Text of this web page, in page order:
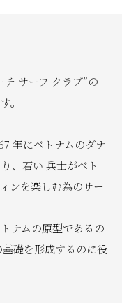
サーフ クラブ”の
。
年にベトナムのダナ
、若い 兵士がベト
ンを楽しむ為のサー
ナムの原型であるの
礎を形成するのに役